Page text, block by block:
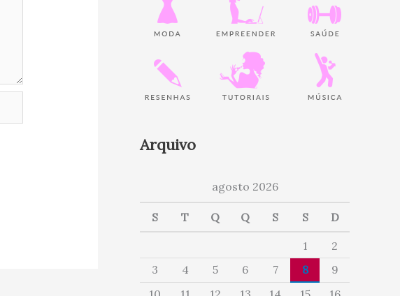
Arquivo
agosto 2026
S T Q Q S S D
1
2
3
4 5 6 7 8
9